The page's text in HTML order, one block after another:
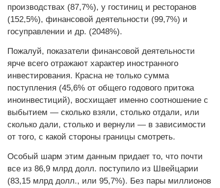
производствах (87,7%), у гостиниц и ресторанов
(152,5%), финансовой деятельности (99,7%) и
госуправлении и др. (2048%).
Пожалуй, показатели финансовой деятельности
ярче всего отражают характер иностранного
инвестирования. Красна не только сумма
поступления (45,6% от общего годового притока
иноинвестиций), восхищает именно соотношение с
выбытием — сколько взяли, столько отдали, или
сколько дали, столько и вернули — в зависимости
от того, с какой стороны границы смотреть.
Особый шарм этим данным придает то, что почти
все из 86,9 млрд долл. поступило из Швейцарии
(83,15 млрд долл., или 95,7%). Без пары миллионов